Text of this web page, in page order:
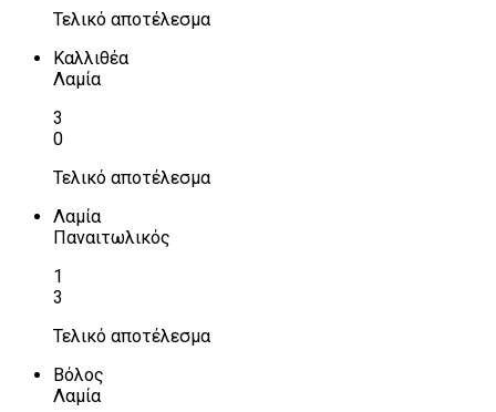
Τελικό αποτέλεσμα
Καλλιθέα
Λαμία
3
0
Τελικό αποτέλεσμα
Λαμία
Παναιτωλικός
1
3
Τελικό αποτέλεσμα
Βόλος
Λαμία